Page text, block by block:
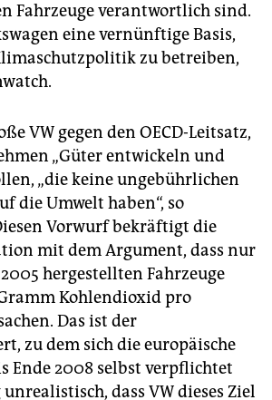
Fahrzeuge verantwortlich sind.
eine vernünftige Basis,
zu betreiben,
VW gegen den OECD-Leitsatz,
„Güter entwickeln und
„die keine ungebührlichen
die Umwelt haben“, so
Vorwurf bekräftigt die
mit dem Argument, dass nur
hergestellten Fahrzeuge
Kohlendioxid pro
Das ist der
zu dem sich die europäische
Ende 2008 selbst verpflichtet
dass VW dieses Ziel